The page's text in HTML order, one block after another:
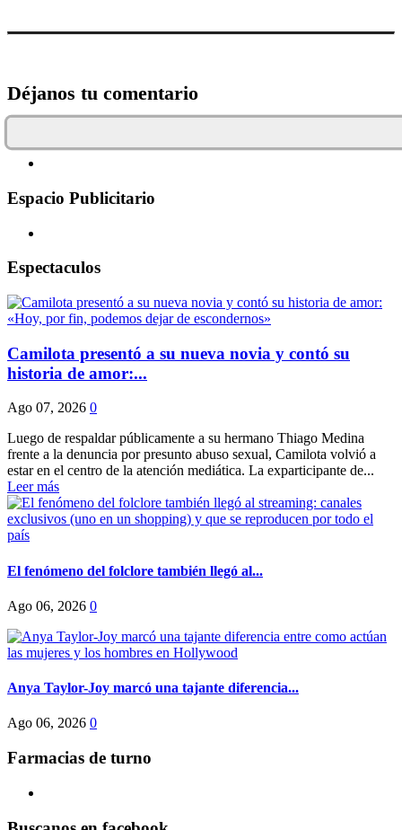
Déjanos tu comentario
Espacio Publicitario
Espectaculos
Camilota presentó a su nueva novia y contó su
historia de amor:...
Ago 07, 2026 0
Luego de respaldar públicamente a su hermano Thiago Medina
frente a la denuncia por presunto abuso sexual, Camilota volvió a
estar en el centro de la atención mediática. La exparticipante de...
Leer más
El fenómeno del folclore también llegó al...
Ago 06, 2026 0
Anya Taylor-Joy marcó una tajante diferencia...
Ago 06, 2026 0
Farmacias de turno